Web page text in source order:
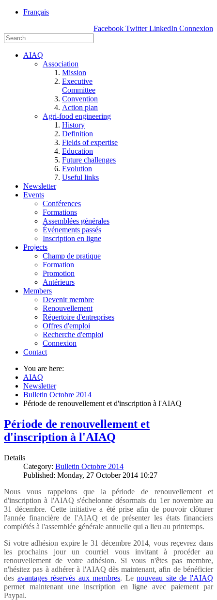
Français
Facebook Twitter LinkedIn Connexion
AIAQ
Association
Mission
Executive
Committee
Convention
Action plan
Agri-food engineering
History
Definition
Fields of expertise
Education
Future challenges
Evolution
Useful links
Newsletter
Events
Conférences
Formations
Assemblées générales
Événements passés
Inscription en ligne
Projects
Champ de pratique
Formation
Promotion
Antérieurs
Members
Devenir membre
Renouvellement
Répertoire d'entreprises
Offres d'emploi
Recherche d'emploi
Connexion
Contact
You are here:
AIAQ
Newsletter
Bulletin Octobre 2014
Période de renouvellement et d'inscription à l'AIAQ
Période de renouvellement et
d'inscription à l'AIAQ
Details
Category: Bulletin Octobre 2014
Published: Monday, 27 October 2014 10:27
Nous vous rappelons que la période de renouvellement et
d'inscription à l'AIAQ s'échelonne désormais du 1er novembre au
31 décembre. Cette initiative a été prise afin de pouvoir clôturer
l'année financière de l'AIAQ et de présenter les états financiers
complétés à l'assemblée générale annuelle qui a lieu au printemps.
Si votre adhésion expire le 31 décembre 2014, vous reçevrez dans
les prochains jour un courriel vous invitant à procéder au
renouvellement de votre adhésion. Si vous n'êtes pas membre,
n'hésitez pas à adhérer à l'AIAQ dès maintenant, afin de bénéficier
des avantages réservés aux membres. Lenouveau site de l'AIAQ
permet maintenant une inscription en ligne avec paiement par
Paypal.
Einstein, Québec
G1P